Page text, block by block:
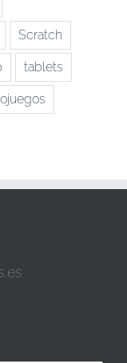
Scratch
tablets